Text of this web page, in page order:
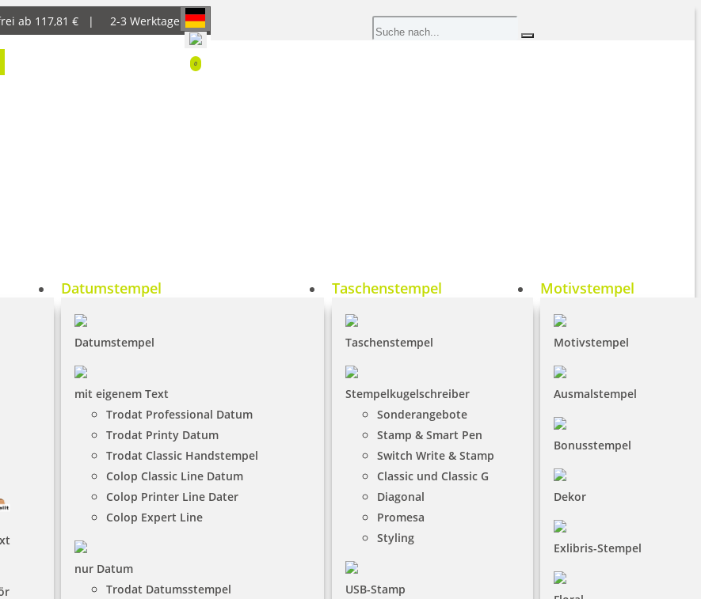
ab 117,81 € | 2-3 Werktage
0
Datumstempel
Datumstempel
mit eigenem Text
Trodat Professional Datum
Trodat Printy Datum
Trodat Classic Handstempel
Colop Classic Line Datum
Colop Printer Line Dater
Colop Expert Line
nur Datum
Trodat Datumsstempel
Taschenstempel
Taschenstempel
Stempelkugelschreiber
Sonderangebote
Stamp & Smart Pen
Switch Write & Stamp
Classic und Classic G
Diagonal
Promesa
Styling
USB-Stamp
Motivstempel
Motivstempel
Ausmalstempel
Bonusstempel
Dekor
Exlibris-Stempel